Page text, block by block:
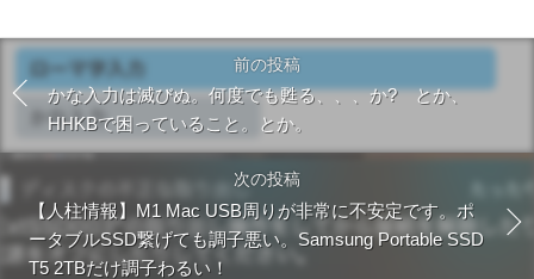
前の投稿
かな入力は滅びぬ。何度でも甦る、、、か? とか、
HHKBで困っていること。とか。
次の投稿
【人柱情報】M1 Mac USB周りが非常に不安定です。ポ
ータブルSSD繋げても調子悪い。Samsung Portable SSD
T5 2TBだけ調子わるい！